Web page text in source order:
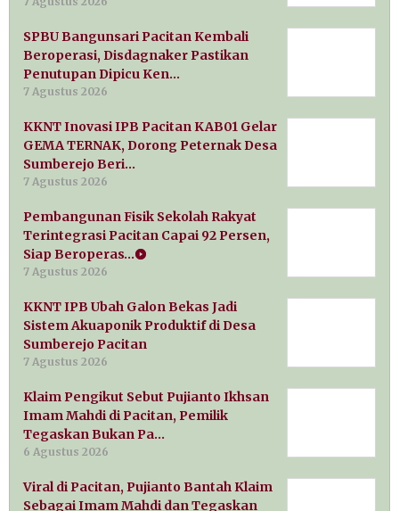
SPBU Bangunsari Pacitan Kembali
Beroperasi, Disdagnaker Pastikan
Penutupan Dipicu Ken…
7 Agustus 2026
KKNT Inovasi IPB Pacitan KAB01 Gelar
GEMA TERNAK, Dorong Peternak Desa
Sumberejo Beri…
7 Agustus 2026
Pembangunan Fisik Sekolah Rakyat
Terintegrasi Pacitan Capai 92 Persen,
Siap Beroperas…
7 Agustus 2026
KKNT IPB Ubah Galon Bekas Jadi
Sistem Akuaponik Produktif di Desa
Sumberejo Pacitan
7 Agustus 2026
Klaim Pengikut Sebut Pujianto Ikhsan
Imam Mahdi di Pacitan, Pemilik
Tegaskan Bukan Pa…
6 Agustus 2026
Viral di Pacitan, Pujianto Bantah Klaim
Sebagai Imam Mahdi dan Tegaskan